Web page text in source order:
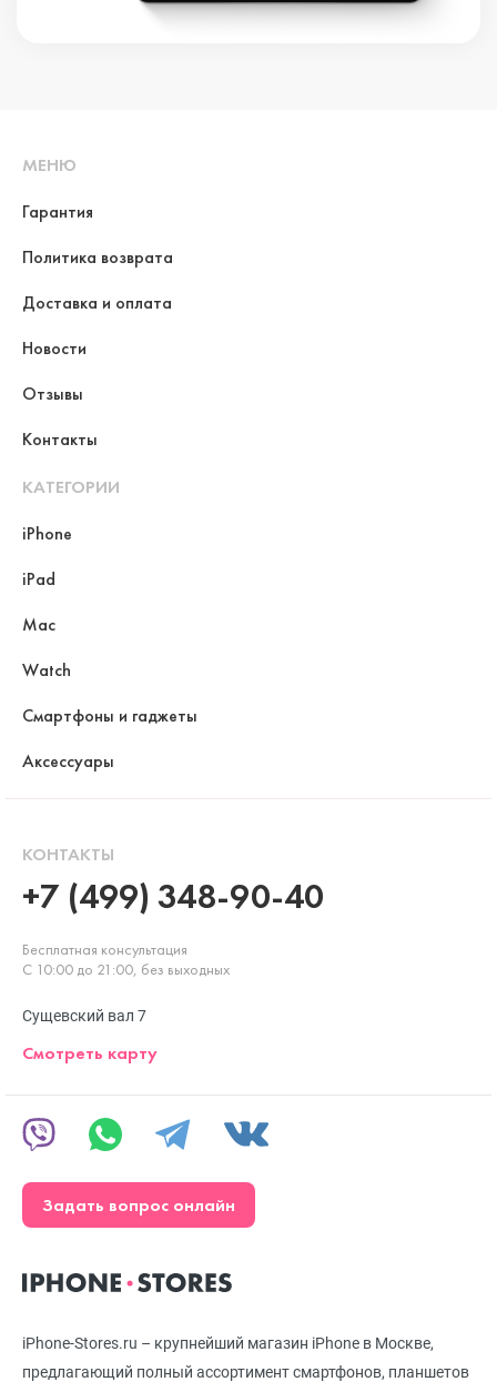
iPhone-Stores.ru – крупнейший магазин iPhone в Москве,
предлагающий полный ассортимент смартфонов, планшетов
МЕНЮ
Гарантия
Политика возврата
Доставка и оплата
Новости
Отзывы
Контакты
КАТЕГОРИИ
iPhone
iPad
Mac
Watch
Смартфоны и гаджеты
Аксессуары
КОНТАКТЫ
+7 (499) 348-90-40
Бесплатная консультация
С 10:00 до 21:00, без выходных
Сущевский вал 7
Смотреть карту
Задать вопрос онлайн